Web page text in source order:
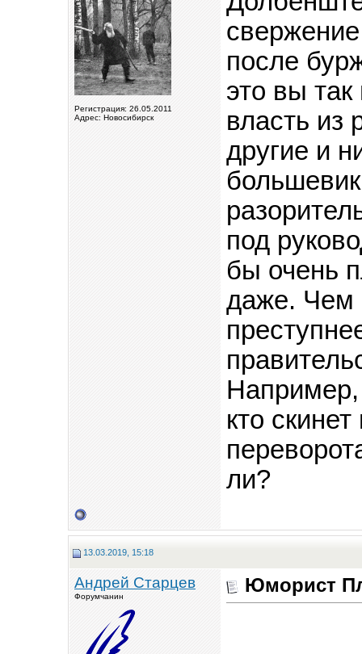
Регистрация: 26.05.2011
Адрес: Новосибирск
после
это вы
власть из
другие и
под
бы очень
даже. Чем
Например,
кто
ли?
13.03.2019, 15:18
Андрей Старцев
Форумчанин
Юморист